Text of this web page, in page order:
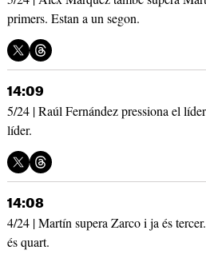
primers. Estan a un segon.
14:09
5/24 | Raúl Fernández pressiona el
líder.
14:08
4/24 | Martín supera Zarco i ja és
és quart.